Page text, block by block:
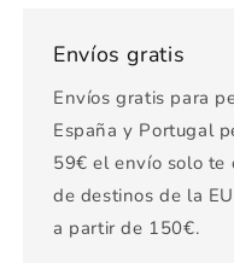
Envíos gratis
Envíos gratis para
España y Portugal
59€ el envío solo te
de destinos de la
a partir de 150€.